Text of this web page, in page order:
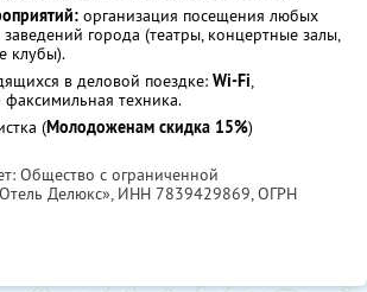
организация посещения любых
заведений города (театры, концертные залы,
клубы).
в деловой поездке: Wi-Fi,
техника.
(Молодоженам скидка 15%)
Общество с ограниченной
Делюкс», ИНН 7839429869, ОГРН